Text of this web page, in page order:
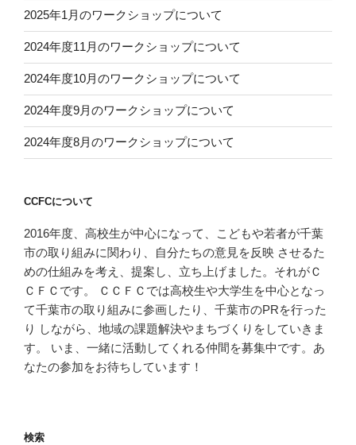
2025年1月のワークショップについて
2024年度11月のワークショップについて
2024年度10月のワークショップについて
2024年度9月のワークショップについて
2024年度8月のワークショップについて
CCFCについて
2016年度、高校生が中心になって、こどもや若者が千葉
市の取り組みに関わり、自分たちの意見を反映 させるた
めの仕組みを考え、提案し、立ち上げました。それがＣ
ＣＦＣです。 ＣＣＦＣでは高校生や大学生を中心となっ
て千葉市の取り組みに参画したり、千葉市のPRを行った
り しながら、地域の課題解決やまちづくりをしていきま
す。 いま、一緒に活動してくれる仲間を募集中です。あ
なたの参加をお待ちしています！
検索